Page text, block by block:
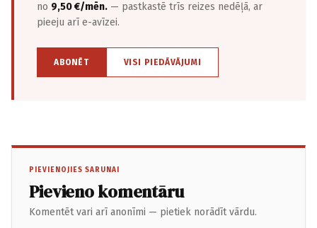
no 9,50 €/mēn. — pastkastē trīs reizes nedēļā, ar
pieeju arī e-avīzei.
ABONĒT VISI PIEDĀVĀJUMI
PIEVIENOJIES SARUNAI
Pievieno komentāru
Komentēt vari arī anonīmi — pietiek norādīt vārdu.